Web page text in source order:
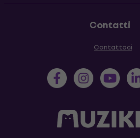
Contatti
Contattaci